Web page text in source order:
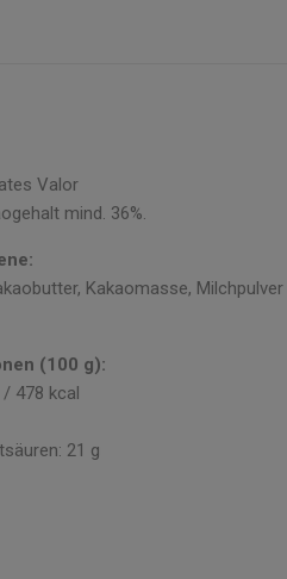
Valor
mind. 36%.
Kakaomasse,
(100 g):
/ 478 kcal
21 g